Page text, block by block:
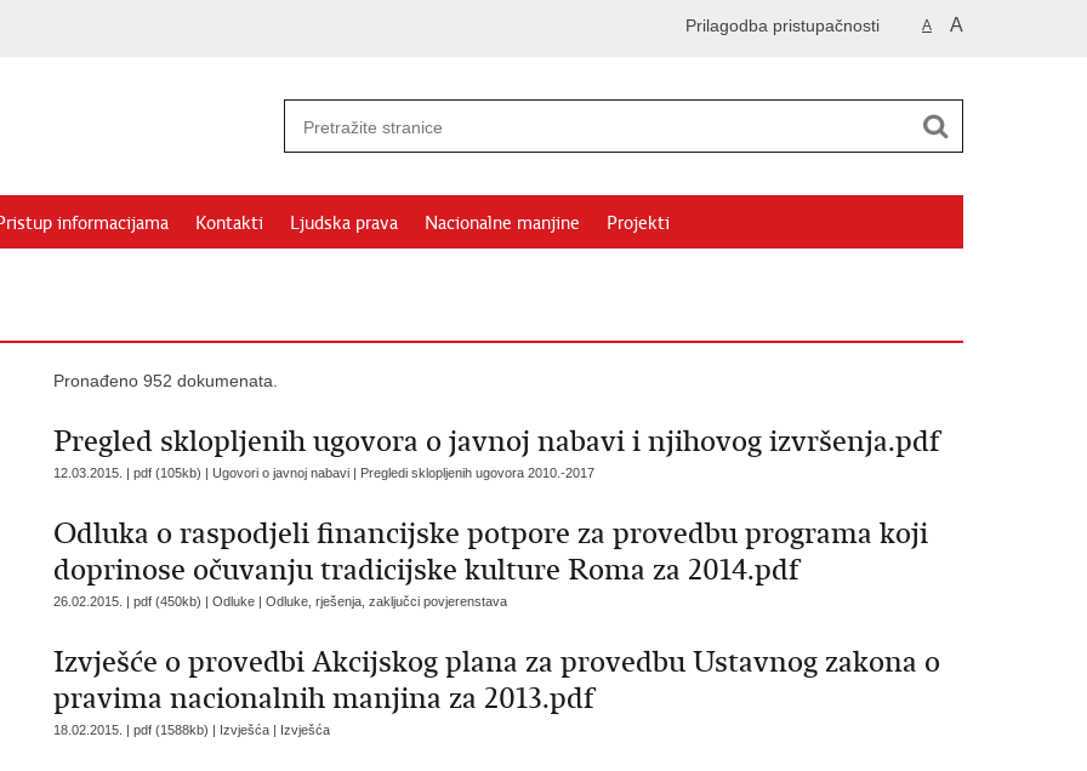
A A
Prilagodba pristupačnosti
informacijama Kontakti Ljudska prava Nacionalne manjine Projekti
Pronađeno 952 dokumenata.
Pregled sklopljenih ugovora o javnoj nabavi i njihovog izvršenja.pdf
12.03.2015. | pdf (105kb) | Ugovori o javnoj nabavi | Pregledi sklopljenih ugovora 2010.-2017
Odluka o raspodjeli financijske potpore za provedbu programa koji
doprinose očuvanju tradicijske kulture Roma za 2014.pdf
26.02.2015. | pdf (450kb) | Odluke | Odluke, rješenja, zaključci povjerenstava
Izvješće o provedbi Akcijskog plana za provedbu Ustavnog zakona o
pravima nacionalnih manjina za 2013.pdf
18.02.2015. | pdf (1588kb) | Izvješća | Izvješća